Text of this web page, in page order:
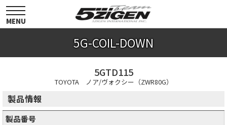
toggle
navigation
MENU
5G-COIL-DOWN
5GTD115
TOYOTA ノア/ヴォクシー（ZWR80G）
製品情報
製品番号